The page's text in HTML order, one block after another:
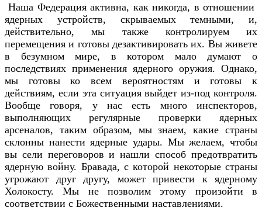
Наша Федерация активна, как никогда, в отношении
ядерных устройств, скрываемых темными, и,
действительно, мы также контролируем их
перемещения и готовы дезактивировать их. Вы живете
в безумном мире, в котором мало думают о
последствиях применения ядерного оружия. Однако,
мы готовы ко всем вероятностям и готовы к
действиям, если эта ситуация выйдет из-под контроля.
Вообще говоря, у нас есть много инспекторов,
выполняющих регулярные проверки ядерных
арсеналов, таким образом, мы знаем, какие страны
склонны нанести ядерные удары. Мы желаем, чтобы
вы сели переговоров и нашли способ предотвратить
ядерную войну. Бравада, с которой некоторые страны
угрожают друг другу, может привести к ядерному
Холокосту. Мы не позволим этому произойти в
соответствии с Божественными наставлениями.